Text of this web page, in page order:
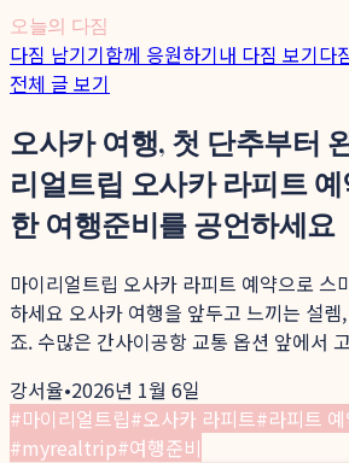
오늘의 다짐
다짐 남기기함께 응원하기내 다짐 보기다
전체 글 보기
오사카 여행, 첫 단추부터
리얼트립 오사카 라피트
한 여행준비를 공언하세요
마이리얼트립 오사카 라피트 예약으로 스
하세요 오사카 여행을 앞두고 느끼는 설
죠. 수많은 간사이공항 교통 옵션 앞에서
강서율•2026년 1월 6일
#마이리얼트립#오사카 라피트#라피트
#myrealtrip#여행준비